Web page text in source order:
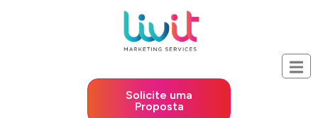
Solicite uma
Proposta